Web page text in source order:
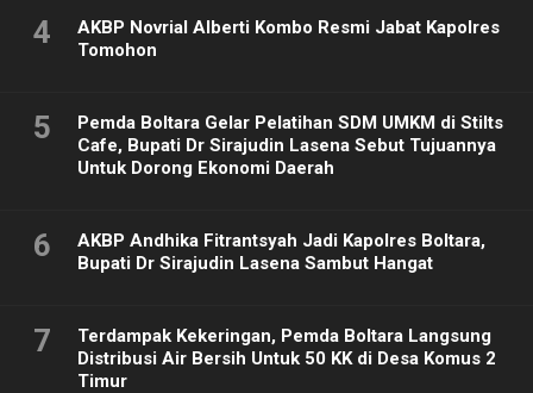
4
AKBP Novrial Alberti Kombo Resmi Jabat Kapolres
Tomohon
5
Pemda Boltara Gelar Pelatihan SDM UMKM di Stilts
Cafe, Bupati Dr Sirajudin Lasena Sebut Tujuannya
Untuk Dorong Ekonomi Daerah
6
AKBP Andhika Fitrantsyah Jadi Kapolres Boltara,
Bupati Dr Sirajudin Lasena Sambut Hangat
7
Terdampak Kekeringan, Pemda Boltara Langsung
Distribusi Air Bersih Untuk 50 KK di Desa Komus 2
Timur